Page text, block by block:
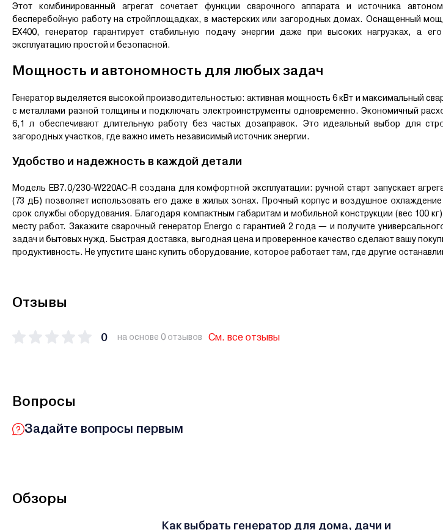
Этот комбинированный агрегат сочетает функции сварочного аппарата и источника
бесперебойную работу на стройплощадках, в мастерских или загородных домах. Оснащенный
EX400, генератор гарантирует стабильную подачу энергии даже при высоких нагрузках, а
эксплуатацию простой и безопасной.
Мощность и автономность для любых задач
Генератор выделяется высокой производительностью: активная мощность 6 кВт и максимальный
с металлами разной толщины и подключать электроинструменты одновременно. Экономичный
6,1 л обеспечивают длительную работу без частых дозаправок. Это идеальный выбор для
загородных участков, где важно иметь независимый источник энергии.
Удобство и надежность в каждой детали
Модель EB7.0/230-W220AC-R создана для комфортной эксплуатации: ручной старт запускает
(73 дБ) позволяет использовать его даже в жилых зонах. Прочный корпус и воздушное
срок службы оборудования. Благодаря компактным габаритам и мобильной конструкции (вес 100 кг)
месту работ. Закажите сварочный генератор Energo с гарантией 2 года — и получите
задач и бытовых нужд. Быстрая доставка, выгодная цена и проверенное качество сделают вашу
продуктивность. Не упустите шанс купить оборудование, которое работает там, где другие
Отзывы
0 на основе 0 отзывов См. все отзывы
Вопросы
Задайте вопросы первым
Обзоры
Как выбрать генератор для дома, дачи и